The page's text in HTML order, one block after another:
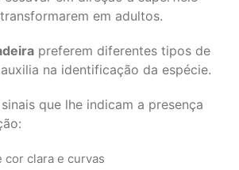
em adultos.
preferem diferentes tipos de
na identificação da espécie.
que lhe indicam a presença
cor clara e curvas